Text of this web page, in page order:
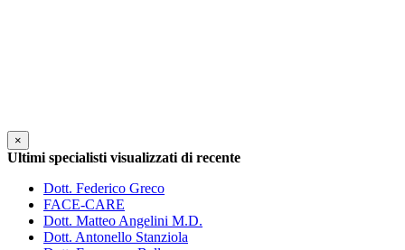
×
Ultimi specialisti visualizzati di recente
Dott. Federico Greco
FACE-CARE
Dott. Matteo Angelini M.D.
Dott. Antonello Stanziola